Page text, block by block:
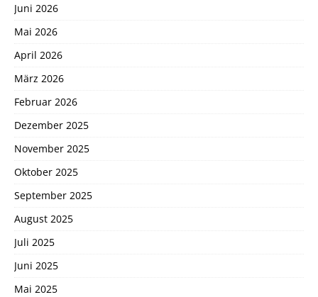
Juni 2026
Mai 2026
April 2026
März 2026
Februar 2026
Dezember 2025
November 2025
Oktober 2025
September 2025
August 2025
Juli 2025
Juni 2025
Mai 2025